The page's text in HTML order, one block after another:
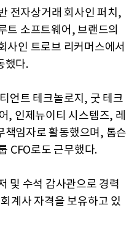
전자상거래 회사인 퍼치,
트 소프트웨어, 브랜드의
사인 트로브 리커머스에서
했다.
언트 테크놀로지, 굿 테크
, 인제뉴이티 시스템즈, 레
책임자로 활동했으며, 톰슨
CFO로도 근무했다.
및 수석 감사관으로 경력
계사 자격을 보유하고 있